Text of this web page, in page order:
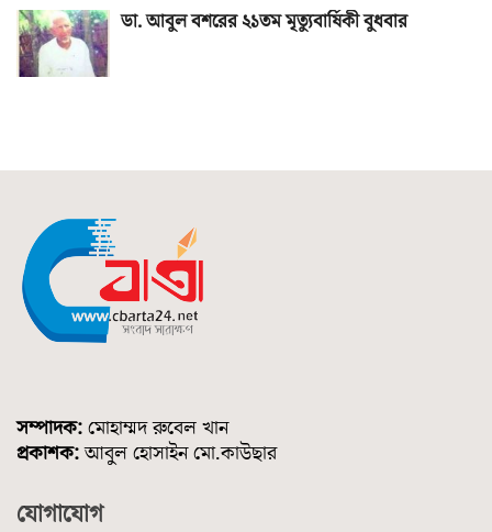
ডা. আবুল বশরের ২১তম মৃত্যুবার্ষিকী বুধবার
সম্পাদক: মোহাম্মদ রুবেল খান
প্রকাশক:আবুল হোসাইন মো.কাউছার
যোগাযোগ